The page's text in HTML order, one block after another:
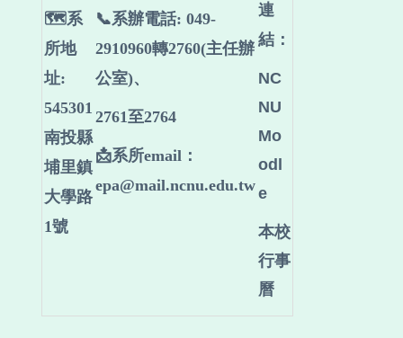
🗺️系
所地
址:
545301
南投縣
埔里鎮
大學路
1號
📞系辦電話: 049-
2910960轉2760(主任辦
公室)、
2761至2764
📩系所email：
epa@mail.ncnu.edu.tw
連
結：
NC
NU
Mo
odl
e
本校
行事
曆